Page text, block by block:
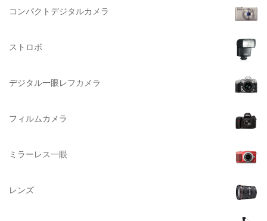
BURTON（バートン）
DELSEY（デルセー）
DEKO Elite（デコエリート）
Datacolor（データカラー）
コンパクトデジタルカメラ
ストロボ
デジタル一眼レフカメラ
フィルムカメラ
ミラーレス一眼
レンズ